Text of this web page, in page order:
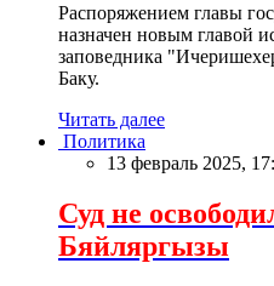
Распоряжением главы
назначен новым главой
заповедника
Баку.
Читать далее
Политика
13 февраль 2025,
Суд не
Бяйляргызы